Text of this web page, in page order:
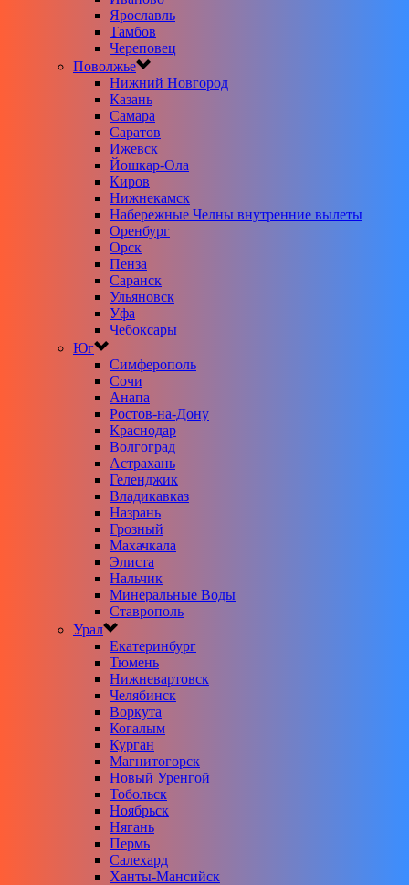
Ярославль
Тамбов
Череповец
Поволжье
Нижний Новгород
Казань
Самара
Саратов
Ижевск
Йошкар-Ола
Киров
Нижнекамск
Набережные Челны внутренние вылеты
Оренбург
Орск
Пенза
Саранск
Ульяновск
Уфа
Чебоксары
Юг
Симферополь
Сочи
Анапа
Ростов-на-Дону
Краснодар
Волгоград
Астрахань
Геленджик
Владикавказ
Назрань
Грозный
Махачкала
Элиста
Нальчик
Минеральные Воды
Ставрополь
Урал
Екатеринбург
Тюмень
Нижневартовск
Челябинск
Воркута
Когалым
Курган
Магнитогорск
Новый Уренгой
Тобольск
Ноябрьск
Нягань
Пермь
Салехард
Ханты-Мансийск